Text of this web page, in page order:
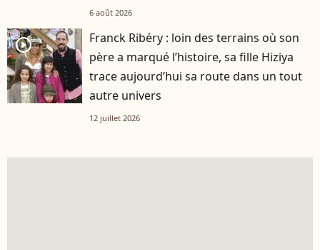
6 août 2026
player2
Franck Ribéry : loin des terrains où son
père a marqué l’histoire, sa fille Hiziya
trace aujourd’hui sa route dans un tout
autre univers
12 juillet 2026